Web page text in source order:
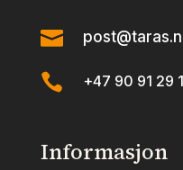

 +47 90 91 29
Informasjon